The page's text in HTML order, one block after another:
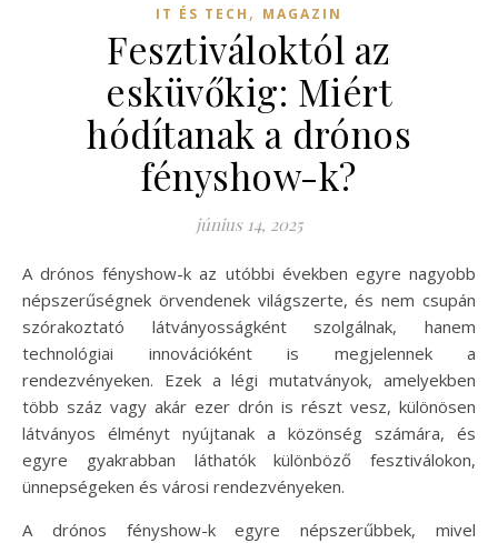
IT ÉS TECH , MAGAZIN
Fesztiváloktól az
esküvőkig: Miért
hódítanak a drónos
fényshow-k?
június 14, 2025
A drónos fényshow-k az utóbbi években egyre nagyobb
népszerűségnek örvendenek világszerte, és nem csupán
szórakoztató látványosságként szolgálnak, hanem
technológiai innovációként is megjelennek a
rendezvényeken. Ezek a légi mutatványok, amelyekben
több száz vagy akár ezer drón is részt vesz, különösen
látványos élményt nyújtanak a közönség számára, és
egyre gyakrabban láthatók különböző fesztiválokon,
ünnepségeken és városi rendezvényeken.
A drónos fényshow-k egyre népszerűbbek, mivel